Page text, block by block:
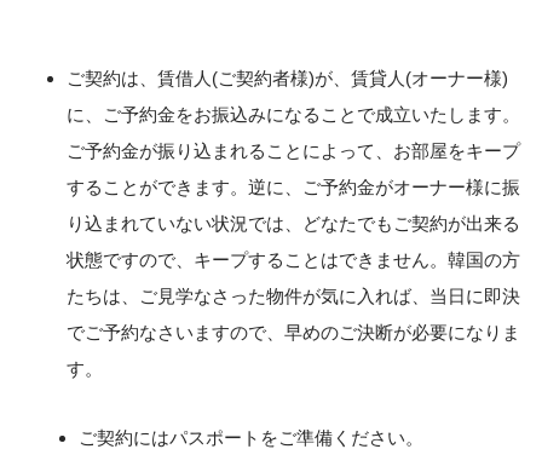
ご契約は、賃借人(ご契約者様)が、賃貸人(オーナー様)
に、ご予約金をお振込みになることで成立いたします。
ご予約金が振り込まれることによって、お部屋をキープ
することができます。逆に、ご予約金がオーナー様に振
り込まれていない状況では、どなたでもご契約が出来る
状態ですので、キープすることはできません。韓国の方
たちは、ご見学なさった物件が気に入れば、当日に即決
でご予約なさいますので、早めのご決断が必要になりま
す。
ご契約にはパスポートをご準備ください。